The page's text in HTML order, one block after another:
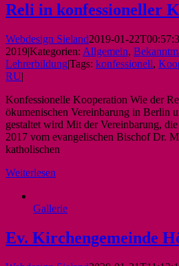
Reli in konfessioneller
Webdesign Sieland2019-01-
2019|Kategorien: Allgemein,
Lehrerbildung|Tags: konfessionell,
RU|
Konfessionelle Kooperation Wie der
ökumenischen Vereinbarung in Berlin
gestaltet wird Mit der Vereinbarung,
2017 vom evangelischen Bischof Dr.
katholischen
Weiterlesen
Gallerie
Ev. Kirchengemeinde